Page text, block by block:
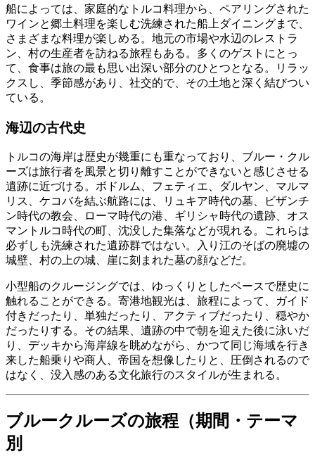
船によっては、家庭的なトルコ料理から、ペアリングされた
ワインと郷土料理を楽しむ洗練された船上ダイニングまで、
さまざまな料理が楽しめる。地元の市場や水辺のレストラ
ン、村の生産者を訪ねる旅程もある。多くのゲストにとっ
て、食事は旅の最も思い出深い部分のひとつとなる。リラッ
クスし、季節感があり、社交的で、その土地と深く結びつい
ている。
海辺の古代史
トルコの海岸は歴史が幾重にも重なっており、ブルー・クル
ーズは旅行者を風景と切り離すことができないと感じさせる
遺跡に近づける。ボドルム、フェティエ、ダルヤン、マルマ
リス、ケコバを結ぶ航路には、リュキア時代の墓、ビザンチ
ン時代の教会、ローマ時代の港、ギリシャ時代の遺跡、オス
マントルコ時代の町、沈没した集落などが現れる。これらは
必ずしも洗練された遺跡群ではない。入り江のそばの廃墟の
城壁、村の上の城、崖に刻まれた墓の顔などだ。
小型船のクルージングでは、ゆっくりとしたペースで歴史に
触れることができる。寄港地観光は、旅程によって、ガイド
付きだったり、単独だったり、アクティブだったり、穏やか
だったりする。その結果、遺跡の中で朝を迎えた後に泳いだ
り、デッキから海岸線を眺めながら、かつて同じ海域を行き
来した船乗りや商人、帝国を想像したりと、圧倒されるので
はなく、没入感のある文化旅行のスタイルが生まれる。
ブルークルーズの旅程（期間・テーマ
別